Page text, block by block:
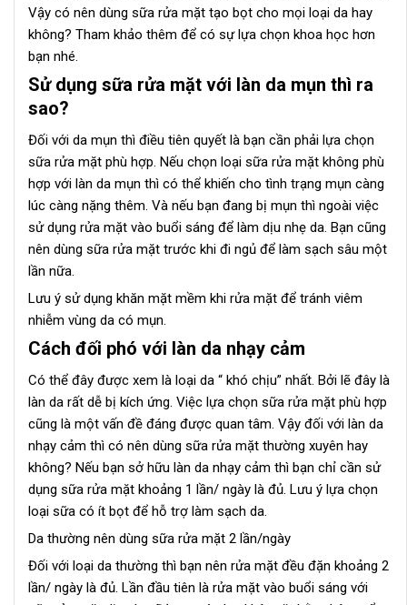
Vậy có nên dùng sữa rửa mặt tạo bọt cho mọi loại da hay
không? Tham khảo thêm để có sự lựa chọn khoa học hơn
bạn nhé.
Sử dụng sữa rửa mặt với làn da mụn thì ra
sao?
Đối với da mụn thì điều tiên quyết là bạn cần phải lựa chọn
sữa rửa mặt phù hợp. Nếu chọn loại sữa rửa mặt không phù
hợp với làn da mụn thì có thể khiến cho tình trạng mụn càng
lúc càng nặng thêm. Và nếu bạn đang bị mụn thì ngoài việc
sử dụng rửa mặt vào buổi sáng để làm dịu nhẹ da. Bạn cũng
nên dùng sữa rửa mặt trước khi đi ngủ để làm sạch sâu một
lần nữa.
Lưu ý sử dụng khăn mặt mềm khi rửa mặt để tránh viêm
nhiễm vùng da có mụn.
Cách đối phó với làn da nhạy cảm
Có thể đây được xem là loại da “ khó chịu” nhất. Bởi lẽ đây là
làn da rất dễ bị kích ứng. Việc lựa chọn sữa rửa mặt phù hợp
cũng là một vấn đề đáng được quan tâm. Vậy đối với làn da
nhạy cảm thì có nên dùng sữa rửa mặt thường xuyên hay
không? Nếu bạn sở hữu làn da nhạy cảm thì bạn chỉ cần sử
dụng sữa rửa mặt khoảng 1 lần/ ngày là đủ. Lưu ý lựa chọn
loại sữa có ít bọt để hỗ trợ làm sạch da.
Da thường nên dùng sữa rửa mặt 2 lần/ngày
Đối với loại da thường thì bạn nên rửa mặt đều đặn khoảng 2
lần/ ngày là đủ. Lần đầu tiên là rửa mặt vào buổi sáng với